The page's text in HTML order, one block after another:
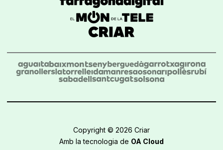
Copyright © 2026 Criar
Amb la tecnologia de OA Cloud